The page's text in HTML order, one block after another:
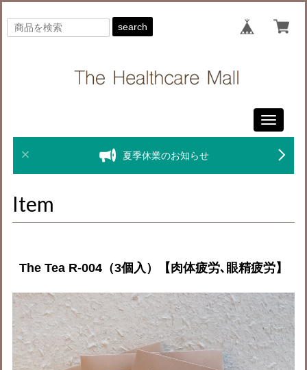
search
Toggle
夏季休業のお知らせ
Item
The Tea R-004（3個入）【肉体疲労､眼精疲労】